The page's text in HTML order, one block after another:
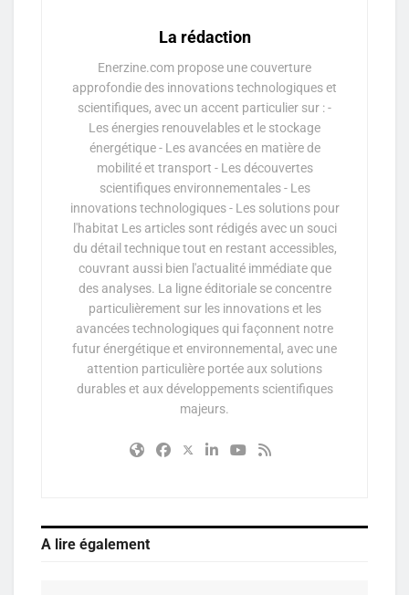
La rédaction
Enerzine.com propose une couverture
approfondie des innovations technologiques et
scientifiques, avec un accent particulier sur : -
Les énergies renouvelables et le stockage
énergétique - Les avancées en matière de
mobilité et transport - Les découvertes
scientifiques environnementales - Les
innovations technologiques - Les solutions pour
l'habitat Les articles sont rédigés avec un souci
du détail technique tout en restant accessibles,
couvrant aussi bien l'actualité immédiate que
des analyses. La ligne éditoriale se concentre
particulièrement sur les innovations et les
avancées technologiques qui façonnent notre
futur énergétique et environnemental, avec une
attention particulière portée aux solutions
durables et aux développements scientifiques
majeurs.
A lire également